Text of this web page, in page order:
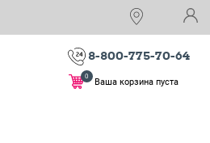
8-800-775-70-64
Ваша корзина пуста
0